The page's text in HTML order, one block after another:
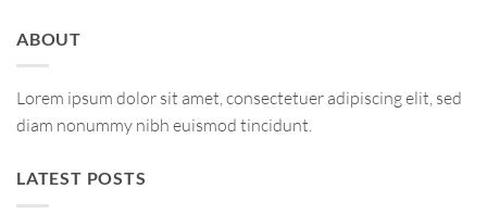
ABOUT
Lorem ipsum dolor sit amet, consectetuer adipiscing elit, sed
diam nonummy nibh euismod tincidunt.
LATEST POSTS